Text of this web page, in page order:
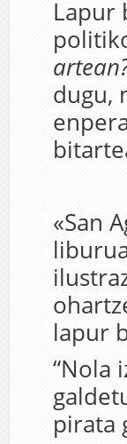
Lapur
dugu,
«San
lapur
“Nola
pirata